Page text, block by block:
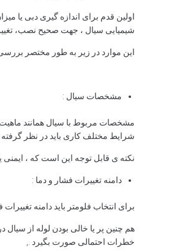
اولین قدم برای اندازه گیری دبی یا
شیمیایی سیال ، جهت صحیح نصب،
این موارد در زیر به طور مختصر
مشخصات سیال :
شرایط مختلف کاری باید در نظر گرفته
نکته ی قابل توجه این است که ،
دامنه تغییرات فشار و دما :
برای انتخاب فلومتر باید دامنه
هم چنین پر یا خالی بودن لوله از سیال
خطرات احتمالی صورت بگیرد .,